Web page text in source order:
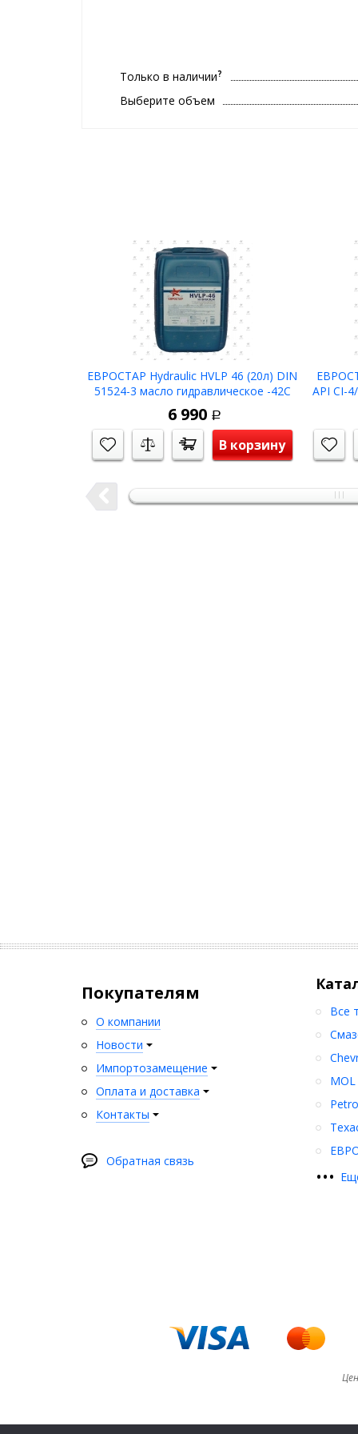
Только в наличии?
Выберите объем
ЕВРОСТАР Hydraulic HVLP 46 (20л) DIN
51524-3 масло гидравлическое -42С
6 990 Р
В корзину
API CI-
Покупателям
О компании
Новости
Импортозамещение
Оплата и доставка
Контакты
Обратная связь
•••
Все
MOL